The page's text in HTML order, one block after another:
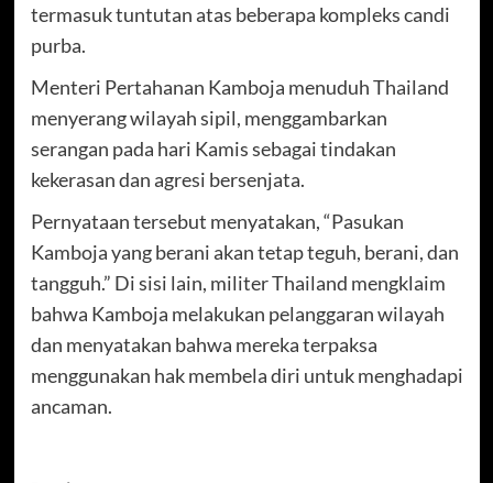
termasuk tuntutan atas beberapa kompleks candi
purba.
Menteri Pertahanan Kamboja menuduh Thailand
menyerang wilayah sipil, menggambarkan
serangan pada hari Kamis sebagai tindakan
kekerasan dan agresi bersenjata.
Pernyataan tersebut menyatakan, “Pasukan
Kamboja yang berani akan tetap teguh, berani, dan
tangguh.” Di sisi lain, militer Thailand mengklaim
bahwa Kamboja melakukan pelanggaran wilayah
dan menyatakan bahwa mereka terpaksa
menggunakan hak membela diri untuk menghadapi
ancaman.